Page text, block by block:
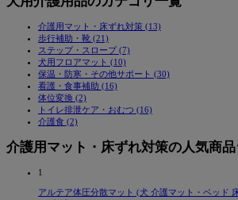
介護用マット・床ずれ対策 (13)
歩行補助・靴 (21)
ステップ・スロープ (7)
犬用フロアマット (10)
保温・防寒・その他サポート (30)
看護・食事補助 (16)
体位変換 (2)
トイレ排泄ケア・おむつ (16)
介護食 (2)
介護用マット・床ずれ対策の人気商
1
アルテア体圧分散マット (犬 介護マット・ベッド